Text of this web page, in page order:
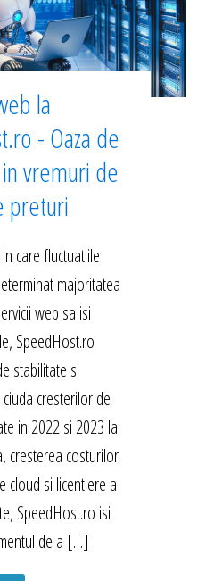
la
- Oaza de
vremuri de
preturi
care fluctuatiile
majoritatea
web sa isi
SpeedHost.ro
stabilitate si
cresterilor de
in 2022 si 2023 la
cresterea costurilor
cloud si licentiere a
SpeedHost.ro isi
de a […]